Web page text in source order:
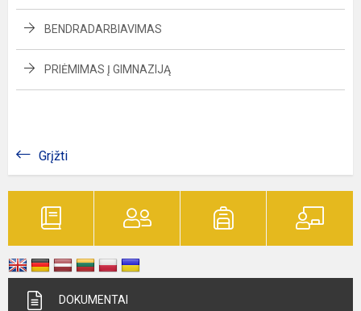
BENDRADARBIAVIMAS
PRIĖMIMAS Į GIMNAZIJĄ
Grįžti
DOKUMENTAI